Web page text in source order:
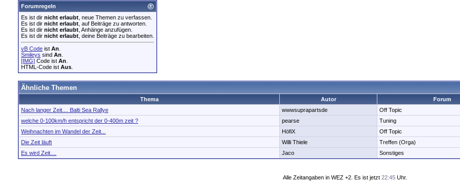
Forumregeln
Es ist dir nicht erlaubt , neue Themen zu verfassen.
Es ist dir nicht erlaubt , auf Beiträge zu antworten.
Es ist dir nicht erlaubt , Anhänge anzufügen.
Es ist dir nicht erlaubt , deine Beiträge zu bearbeiten.
vB Code ist An
Smileys sind An
[IMG] Code ist An
HTML-Code ist Aus
Ähnliche Themen
Thema Autor
Forum
Nach langer Zeit.... Balti Sea Rallye
wwwsuprapartsde
Off Topic
welche 0-100km/h entspricht der 0-400m zeit ?
pearse
Tuning
Weihnachten im Wandel der Zeit...
HöfiX
Off Topic
Die Zeit läuft
Willi Thiele
Treffen (Orga)
Es wird Zeit....
Jaco Sonstiges
Alle Zeitangaben in WEZ +2. Es ist jetzt 22:45 Uhr.